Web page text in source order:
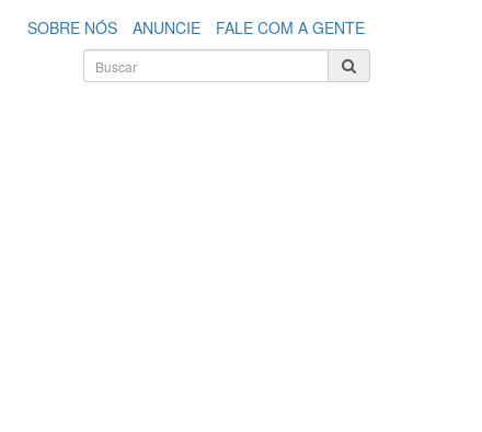
SOBRE NÓS ANUNCIE
FALE COM A GENTE